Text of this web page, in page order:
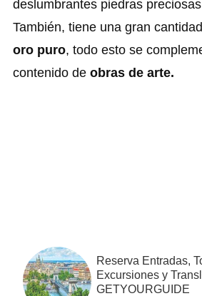
deslumbrantes piedras
También, tiene una gran
oro puro, todo esto se
contenido de obras de arte.
primaria
Reserva Entradas,
Excursiones y
GETYOURGUIDE